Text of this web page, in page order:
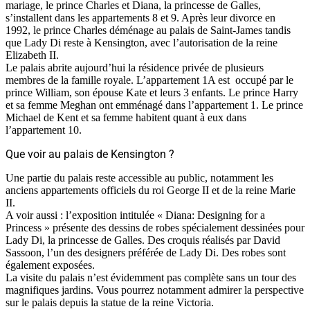
mariage, le prince Charles et Diana, la princesse de Galles,
s’installent dans les appartements 8 et 9. Après leur divorce en
1992, le prince Charles déménage au palais de Saint-James tandis
que Lady Di reste à Kensington, avec l’autorisation de la reine
Elizabeth II.
Le palais abrite aujourd’hui la résidence privée de plusieurs
membres de la famille royale. L’appartement 1A est occupé par le
prince William, son épouse Kate et leurs 3 enfants. Le prince Harry
et sa femme Meghan ont emménagé dans l’appartement 1. Le prince
Michael de Kent et sa femme habitent quant à eux dans
l’appartement 10.
Que voir au palais de Kensington ?
Une partie du palais reste accessible au public, notamment les
anciens appartements officiels du roi George II et de la reine Marie
II.
A voir aussi : l’exposition intitulée « Diana: Designing for a
Princess » présente des dessins de robes spécialement dessinées pour
Lady Di, la princesse de Galles. Des croquis réalisés par David
Sassoon, l’un des designers préférée de Lady Di. Des robes sont
également exposées.
La visite du palais n’est évidemment pas complète sans un tour des
magnifiques jardins. Vous pourrez notamment admirer la perspective
sur le palais depuis la statue de la reine Victoria.